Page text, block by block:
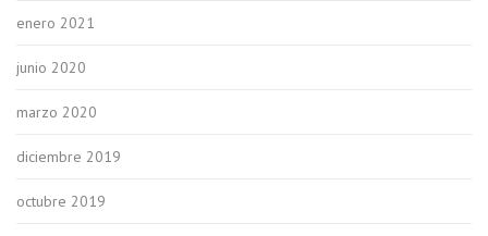
enero 2021
junio 2020
marzo 2020
diciembre 2019
octubre 2019